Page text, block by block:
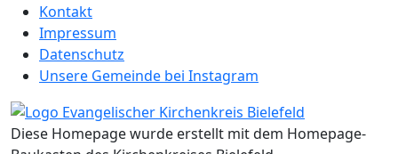
Kontakt
Impressum
Datenschutz
Unsere Gemeinde bei Instagram
Diese Homepage wurde erstellt mit dem Homepage-